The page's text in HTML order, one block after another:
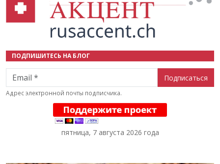
ПОДПИШИТЕСЬ НА БЛОГ
Email
Адрес электронной почты подписчика.
пятница, 7 августа 2026 года